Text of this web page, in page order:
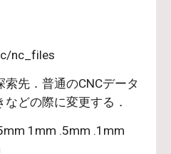
nc_files
先．普通のCNCデータ
どの際に変更する．
1mm .5mm .1mm